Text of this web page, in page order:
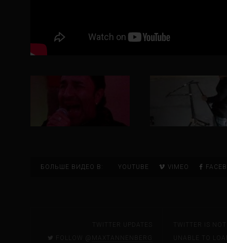
БОЛЬШЕ ВИДЕО В: YOUTUBE VIMEO
TWITTER UPDATES
FOLLOW @
MAXTANNENBERG
TWITTER IS
UNABLE TO